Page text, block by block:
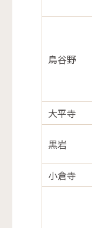
鳥谷野
大平寺
黒岩
小倉寺